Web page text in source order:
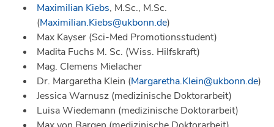
Maximilian Kiebs, M.Sc., M.Sc.
(Maximilian.Kiebs@ukbonn.de)
Max Kayser (Sci-Med Promotionsstudent)
Madita Fuchs M. Sc. (Wiss. Hilfskraft)
Mag. Clemens Mielacher
Dr. Margaretha Klein (Margaretha.Klein@ukbonn.de)
Jessica Warnusz (medizinische Doktorarbeit)
Luisa Wiedemann (medizinische Doktorarbeit)